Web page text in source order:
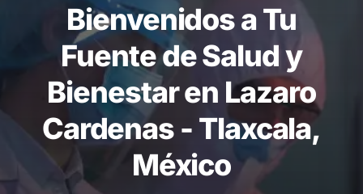
Bienvenidos a Tu
Fuente de Salud y
Bienestar en Lazaro
Cardenas - Tlaxcala,
México